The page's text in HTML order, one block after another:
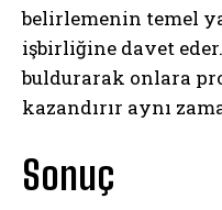
belirlemenin temel
işbirliğine davet
buldurarak onlara
kazandırır aynı
Sonuç